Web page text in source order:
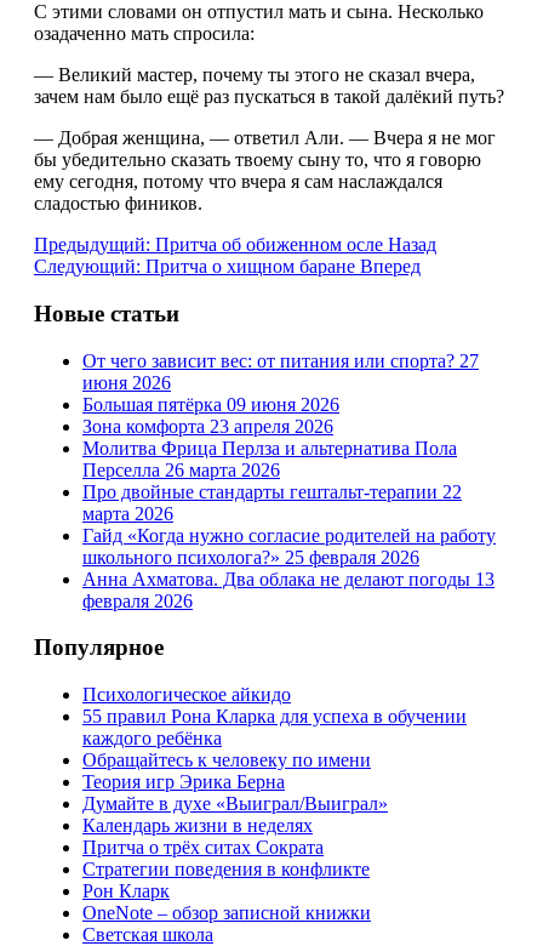
С этими словами он отпустил мать и сына. Несколько
озадаченно мать спросила:
— Великий мастер, почему ты этого не сказал вчера,
зачем нам было ещё раз пускаться в такой далёкий путь?
— Добрая женщина, — ответил Али. — Вчера я не мог
бы убедительно сказать твоему сыну то, что я говорю
ему сегодня, потому что вчера я сам наслаждался
сладостью фиников.
Предыдущий: Притча об обиженном осле Назад
Следующий: Притча о хищном баране Вперед
Новые статьи
От чего зависит вес: от питания или спорта? 27
июня 2026
Большая пятёрка 09 июня 2026
Зона комфорта 23 апреля 2026
Молитва Фрица Перлза и альтернатива Пола
Перселла 26 марта 2026
Про двойные стандарты гештальт-терапии 22
марта 2026
Гайд «Когда нужно согласие родителей на работу
школьного психолога?» 25 февраля 2026
Анна Ахматова. Два облака не делают погоды 13
февраля 2026
Популярное
Психологическое айкидо
55 правил Рона Кларка для успеха в обучении
каждого ребёнка
Обращайтесь к человеку по имени
Теория игр Эрика Берна
Думайте в духе «Выиграл/Выиграл»
Календарь жизни в неделях
Притча о трёх ситах Сократа
Стратегии поведения в конфликте
Рон Кларк
OneNote – обзор записной книжки
Светская школа